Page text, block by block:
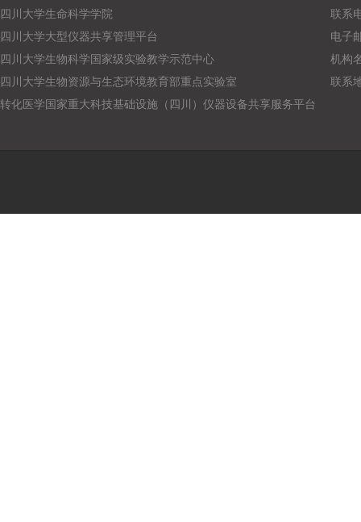
四川大学生命科学学院
四川大学大型仪器共享管理平台
四川大学生物科学国家级实验教学示范中心
四川大学生物资源与生态环境教育部重点实验室
转化医学国家重大科技基础设施（四川）仪器设备共享服务平台
联系
电子
机构
联系